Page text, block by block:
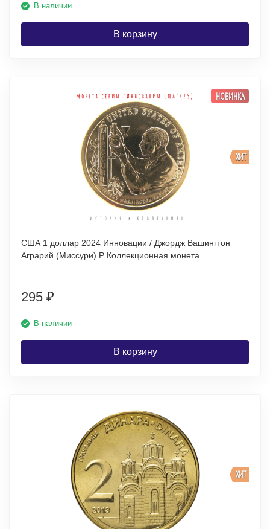
В наличии
В корзину
ХИТ
НОВИНКА
США 1 доллар 2024 Инновации / Джордж Вашингтон
Аграрий (Миссури) P Коллекционная монета
295 ₽
В наличии
В корзину
ХИТ